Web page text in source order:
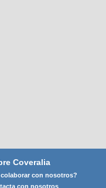
Coveralia
con nosotros?
con nosotros